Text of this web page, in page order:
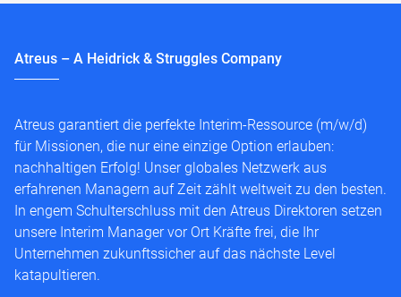
Atreus – A Heidrick & Struggles Company
Atreus garantiert die perfekte Interim-Ressource (m/w/d)
für Missionen, die nur eine einzige Option erlauben:
nachhaltigen Erfolg! Unser globales Netzwerk aus
erfahrenen Managern auf Zeit zählt weltweit zu den besten.
In engem Schulterschluss mit den Atreus Direktoren setzen
unsere Interim Manager vor Ort Kräfte frei, die Ihr
Unternehmen zukunftssicher auf das nächste Level
katapultieren.